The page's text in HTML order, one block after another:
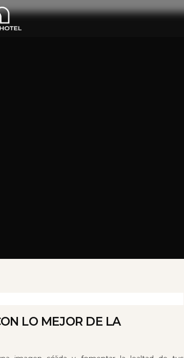
LO MEJOR DE LA